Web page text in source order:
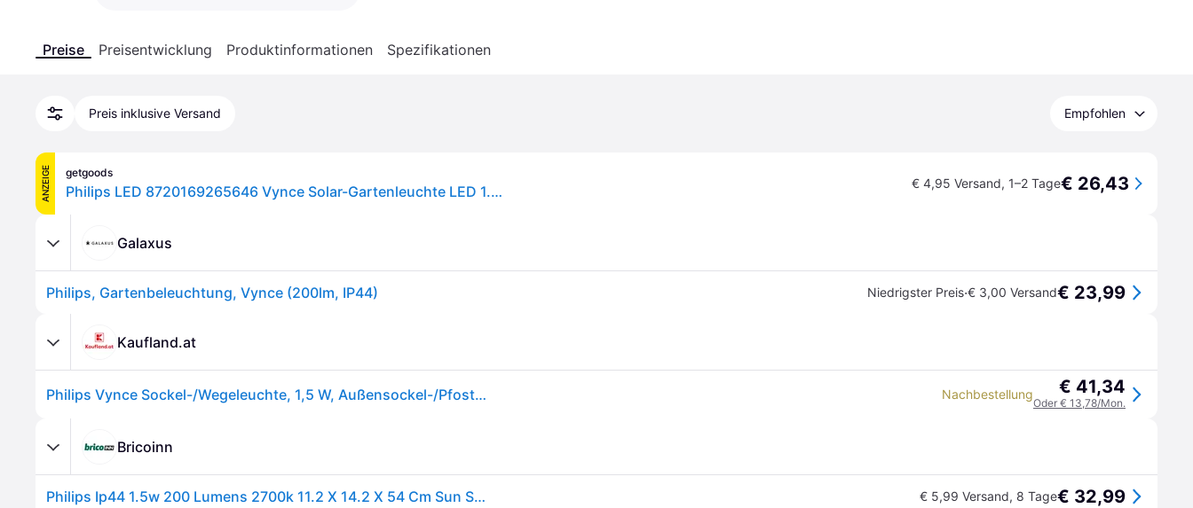
Preise Preisentwicklung Produktinformationen Spezifikationen
Preis inklusive Versand Empfohlen
ANZEIGE getgoods
Philips LED 8720169265646 Vynce Solar-Gartenleuchte LED 1.5 W Schwarz € 4,95 Versand, 1–2 Tage€ 26,43
Galaxus
Philips, Gartenbeleuchtung, Vynce (200lm, IP44) Niedrigster Preis·€ 3,00 Versand€ 23,99
Kaufland.at
Philips Vynce Sockel-/Wegeleuchte, 1,5 W, Außensockel-/Pfostenbeleuchtung, Schwarz, Kunststoff, IP44, Terrasse, Garten, III Nachbestellung € 41,34
Oder € 13,78/Mon.
Bricoinn
Philips Ip44 1.5w 200 Lumens 2700k 11.2 X 14.2 X 54 Cm Sun Stake Durchsichtig € 5,99 Versand, 8 Tage€ 32,99